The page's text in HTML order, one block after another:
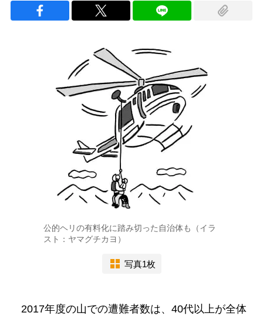
公的ヘリの有料化に踏み切った自治体も（イラ
スト：ヤマグチカヨ）
写真1枚
2017年度の山での遭難者数は、40代以上が全体